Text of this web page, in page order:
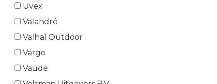
Uvex
Valandré
Valhal Outdoor
Vargo
Vaude